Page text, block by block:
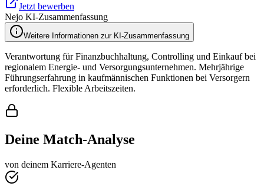
Jetzt bewerben
Nejo KI-Zusammenfassung
Weitere Informationen zur KI-Zusammenfassung
Verantwortung für Finanzbuchhaltung, Controlling und Einkauf bei
regionalem Energie- und Versorgungsunternehmen. Mehrjährige
Führungserfahrung in kaufmännischen Funktionen bei Versorgern
erforderlich. Flexible Arbeitszeiten.
Deine Match-Analyse
von deinem Karriere-Agenten